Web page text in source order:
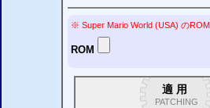
※ Super Mario World (USA) のROM
ROM
適用
PATCHING